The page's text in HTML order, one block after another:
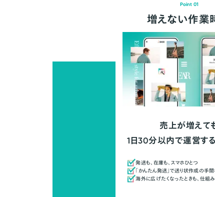
Point 01
増えない作業
売上が増えて
1日30分以内で運営す
発送も、在庫も、スマホひとつ
「かんたん発送」で送り状作成の手間
海外に広げたくなったときも、仕組